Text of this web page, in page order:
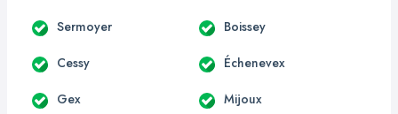
Sermoyer Boissey
Cessy Échenevex
Gex Mijoux